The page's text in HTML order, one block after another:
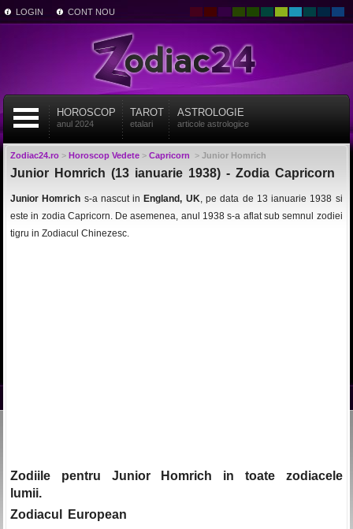
LOGIN CONT NOU
HOROSCOP
anul 2024
TAROT
etalari
ASTROLOGIE
articole astrologice
Zodiac24.ro> Horoscop Vedete> Capricorn > Junior Homrich
Junior Homrich (13 ianuarie 1938) - Zodia Capricorn
Junior Homrich s-a nascut in England, UK, pe data de 13 ianuarie 1938 si
este in zodia Capricorn. De asemenea, anul 1938 s-a aflat sub semnul zodiei
tigru in Zodiacul Chinezesc.
Zodiile pentru Junior Homrich in toate zodiacele
lumii.
Zodiacul European